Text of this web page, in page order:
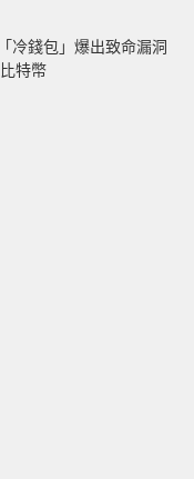
冷錢包」爆出致命漏洞
特幣